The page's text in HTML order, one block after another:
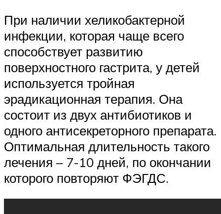
При наличии хеликобактерной
инфекции, которая чаще всего
способствует развитию
поверхностного гастрита, у детей
используется тройная
эрадикационная терапия. Она
состоит из двух антибиотиков и
одного антисекреторного препарата.
Оптимальная длительность такого
лечения – 7-10 дней, по окончании
которого повторяют ФЭГДС.